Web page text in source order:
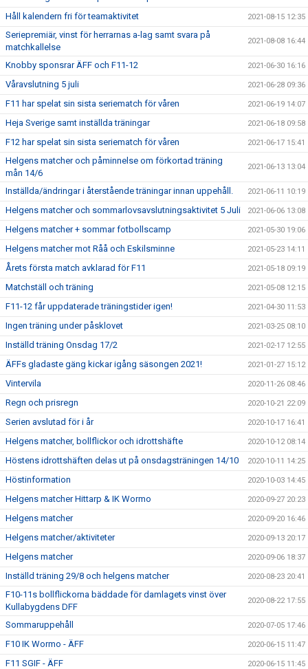
Håll kalendern fri för teamaktivitet 2021-08-15 12:35
Seriepremiär, vinst för herrarnas a-lag samt svara på
matchkallelse
2021-08-08 16:44
Knobby sponsrar ÄFF och F11-12 2021-06-30 16:16
Våravslutning 5 juli 2021-06-28 09:36
F11 har spelat sin sista seriematch för våren 2021-06-19 14:07
Heja Sverige samt inställda träningar 2021-06-18 09:58
F12 har spelat sin sista seriematch för våren 2021-06-17 15:41
Helgens matcher och påminnelse om förkortad träning
mån 14/6
2021-06-13 13:04
Inställda/ändringar i återstående träningar innan uppehåll. 2021-06-11 10:19
Helgens matcher och sommarlovsavslutningsaktivitet 5 Juli 2021-06-06 13:08
Helgens matcher + sommar fotbollscamp 2021-05-30 19:06
Helgens matcher mot Råå och Eskilsminne 2021-05-23 14:11
Årets första match avklarad för F11 2021-05-18 09:19
Matchställ och träning 2021-05-08 12:15
F11-12 får uppdaterade träningstider igen! 2021-04-30 11:53
Ingen träning under påsklovet 2021-03-25 08:10
Inställd träning Onsdag 17/2 2021-02-17 12:55
ÄFFs gladaste gäng kickar igång säsongen 2021! 2021-01-27 15:12
Vintervila 2020-11-26 08:46
Regn och prisregn 2020-10-21 22:09
Serien avslutad för i år 2020-10-17 16:41
Helgens matcher, bollflickor och idrottshäfte 2020-10-12 08:14
Höstens idrottshäften delas ut på onsdagsträningen 14/10 2020-10-11 14:25
Höstinformation 2020-10-03 14:45
Helgens matcher Hittarp & IK Wormo 2020-09-27 20:23
Helgens matcher 2020-09-20 16:46
Helgens matcher/aktiviteter 2020-09-13 20:17
Helgens matcher 2020-09-06 18:37
Inställd träning 29/8 och helgens matcher 2020-08-23 20:41
F10-11s bollflickorna bäddade för damlagets vinst över
Kullabygdens DFF
2020-08-22 17:55
Sommaruppehåll 2020-07-05 17:46
F10 IK Wormo - ÄFF 2020-06-15 11:47
F11 SGIF - ÄFF 2020-06-15 11:45